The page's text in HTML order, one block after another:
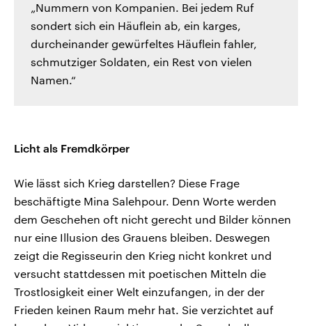
„Nummern von Kompanien. Bei jedem Ruf
sondert sich ein Häuflein ab, ein karges,
durcheinander gewürfeltes Häuflein fahler,
schmutziger Soldaten, ein Rest von vielen
Namen.“
Licht als Fremdkörper
Wie lässt sich Krieg darstellen? Diese Frage
beschäftigte Mina Salehpour. Denn Worte werden
dem Geschehen oft nicht gerecht und Bilder können
nur eine Illusion des Grauens bleiben. Deswegen
zeigt die Regisseurin den Krieg nicht konkret und
versucht stattdessen mit poetischen Mitteln die
Trostlosigkeit einer Welt einzufangen, in der der
Frieden keinen Raum mehr hat. Sie verzichtet auf